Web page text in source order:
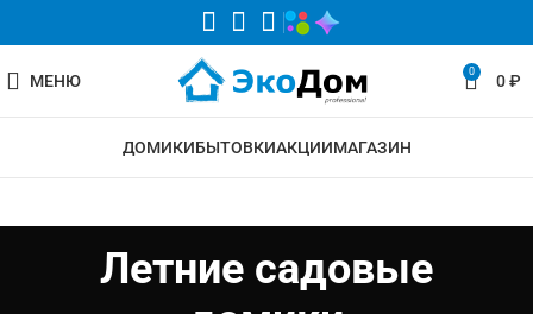
МЕНЮ 0 0₽
ДОМИКИБЫТОВКИАКЦИИМАГАЗИН
Летние садовые